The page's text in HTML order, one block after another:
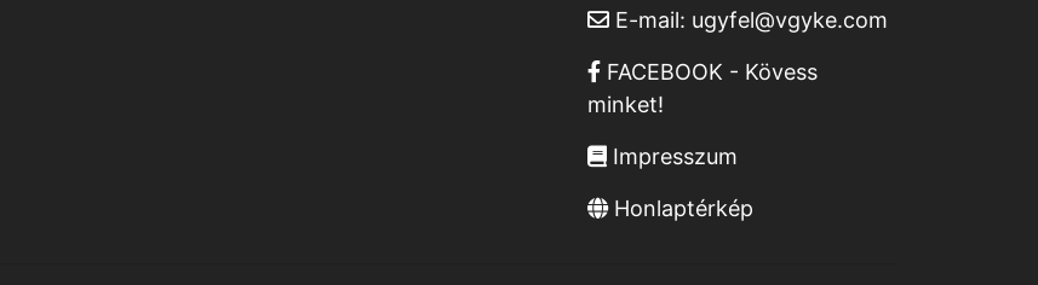
E-mail: ugyfel@vgyke.com
FACEBOOK - Kövess
minket!
Impresszum
Honlaptérkép